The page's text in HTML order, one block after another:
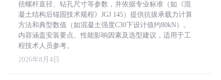
括螺杆直径、钻孔尺寸等参数，并依据专业标准（如《混
凝土结构后锚固技术规程》JGJ 145）提供抗拔承载力计算
方法和典型数值（如混凝土强度C30下设计值约80kN）。
内容涵盖安装要点、性能影响因素及选型建议，适用于工
程技术人员参考。
2026年8月4日